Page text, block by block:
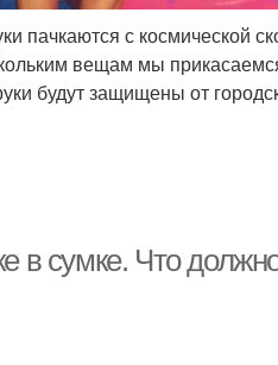
пачкаются с космической
вещам мы
будут защищены от
в сумке. Что